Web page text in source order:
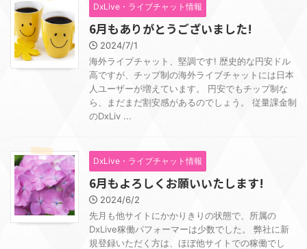
DxLive・ライブチャット情報
6月もありがとうございました!
2024/7/1
海外ライブチャット、堅調です! 歴史的な円安ドル
高ですが、チップ制の海外ライブチャットには日本
人ユーザーが増えています。 円安でもチップ制な
ら、まだまだ割安感があるのでしょう。 従量課金制
のDxLiv ...
DxLive・ライブチャット情報
6月もよろしくお願いいたします!
2024/6/2
先月も他サイトにかかりきりの状態で、所属の
DxLive稼働パフォーマーは少数でした。 弊社に新
規登録いただく方は、ほぼ他サイトでの稼働でし